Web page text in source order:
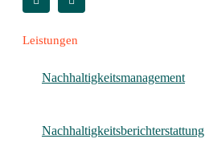
Leistungen
Nachhaltigkeitsmanagement
Nachhaltigkeitsberichterstattung